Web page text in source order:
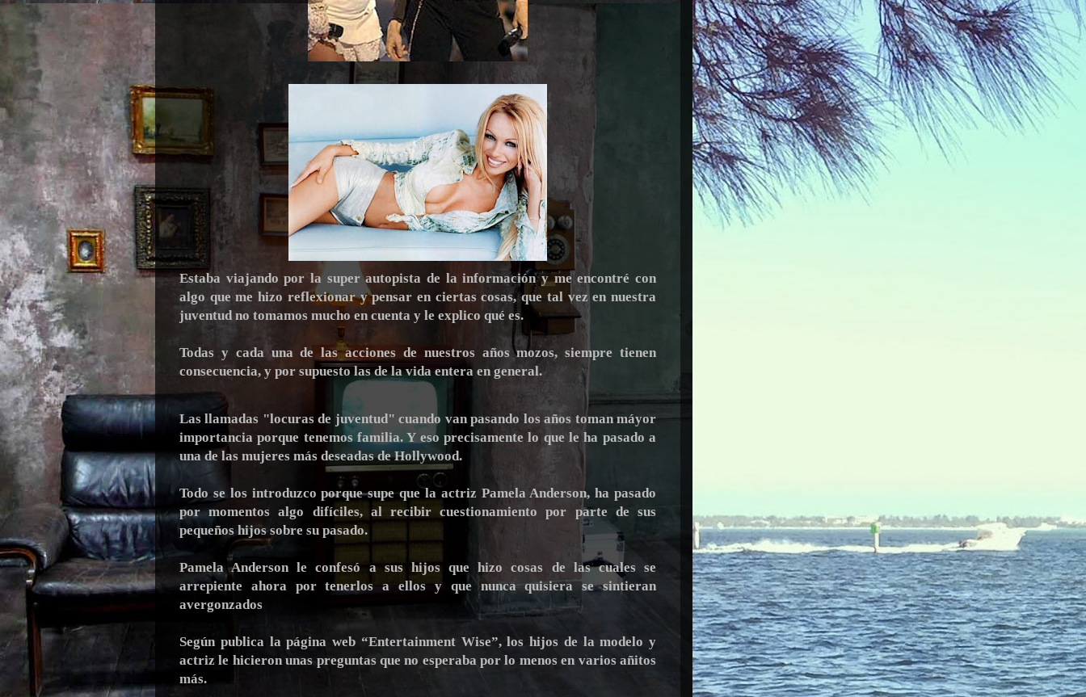
Estaba viajando por la super autopista de la información y me encontré con
algo que me hizo reflexionar y pensar en ciertas cosas, que tal vez en nuestra
juventud no tomamos mucho en cuenta y le explico qué es.
Todas y cada una de las acciones de nuestros años mozos, siempre tienen
consecuencia, y por supuesto las de la vida entera en general.
Las llamadas "locuras de juventud" cuando van pasando los años toman máyor
importancia porque tenemos familia. Y eso precisamente lo que le ha pasado a
una de las mujeres más deseadas de Hollywood.
Todo se los introduzco porque supe que la actriz Pamela Anderson, ha pasado
por momentos algo difíciles, al recibir cuestionamiento por parte de sus
pequeños hijos sobre su pasado.
Pamela Anderson le confesó a sus hijos que hizo cosas de las cuales se
arrepiente ahora por tenerlos a ellos y que nunca quisiera se sintieran
avergonzados
Según publica la página web “Entertainment Wise”, los hijos de la modelo y
actriz le hicieron unas preguntas que no esperaba por lo menos en varios añitos
más.